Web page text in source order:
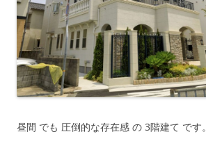
昼間 でも 圧倒的な存在感 の 3階建て です。